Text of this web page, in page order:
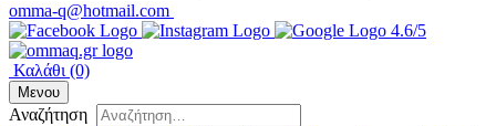
omma-q@hotmail.com
4.6/5
Καλάθι (0)
Μενου
Αναζήτηση